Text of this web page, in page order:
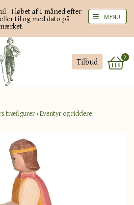
- i løbet af 1 måned efter
til og med dato på
Tilbud 0
MENU
træfigurer ›Eventyr og riddere